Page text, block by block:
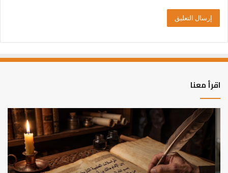
اقرأ معنا
العلاقة
العلمية
الإمام
مالك
والليث
..